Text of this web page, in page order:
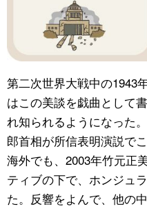
第二次世界大戦中の1943
はこの美談を戯曲として
れ知られるようになった
郎首相が所信表明演説で
海外でも、2003年竹元正
ティブの下で、ホンジュ
た。反響をよんで、他の